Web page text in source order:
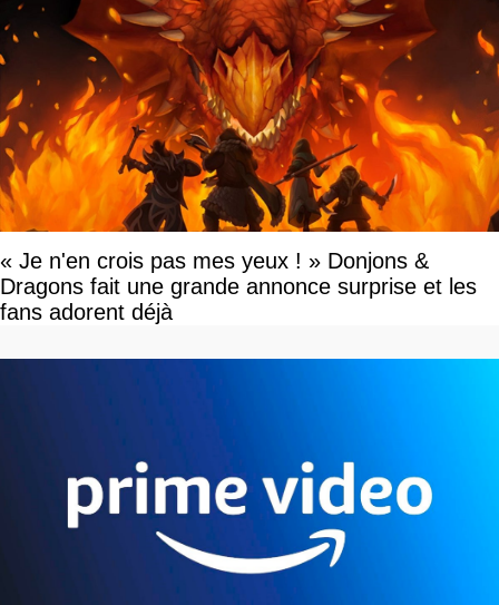
« Je n'en crois pas mes yeux ! » Donjons &
Dragons fait une grande annonce surprise et les
fans adorent déjà